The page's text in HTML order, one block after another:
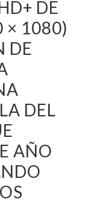
DE
× 1080)
DE
DEL
AÑO